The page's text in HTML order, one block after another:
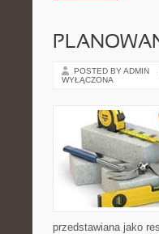
POSTED BY ADMIN
WYŁĄCZONA
przedstawiana jako